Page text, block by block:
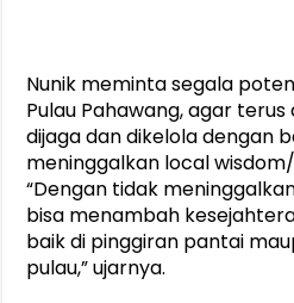
Nunik meminta segala
Pulau Pahawang, agar
dijaga dan dikelola dengan
meninggalkan local
“Dengan tidak
bisa menambah
baik di pinggiran pantai
pulau,” ujarnya.